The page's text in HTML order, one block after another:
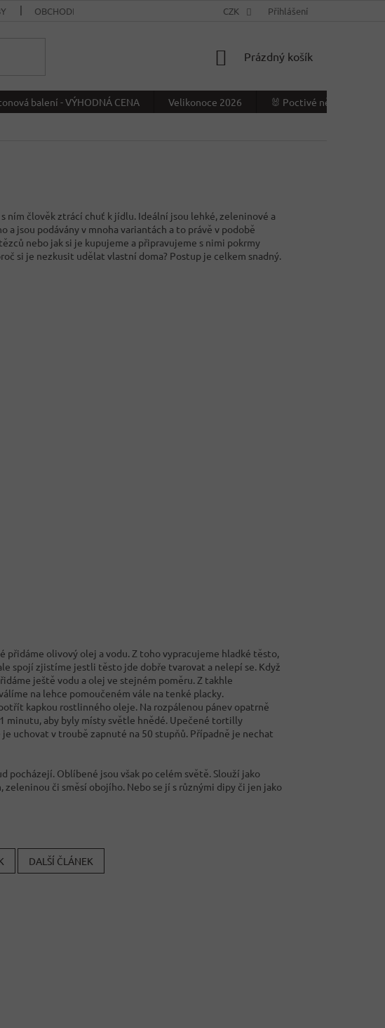
OBCHODNÍ PODMÍNKY VÝDEJNÍ MÍSTO
CZK Přihlášení
NÁKUPNÍ
Prázdný košík
balení - VÝHODNÁ CENA Velikonoce 2026
🐰 Poctivé německé
ním člověk ztrácí chuť k jídlu. Ideální jsou lehké, zeleninové a
jsou podávány v mnoha variantách a to právě v podobě
nebo jak si je kupujeme a připravujeme s nimi pokrmy
si je nezkusit udělat vlastní doma? Postup je celkem snadný.
přidáme olivový olej a vodu. Z toho vypracujeme hladké těsto,
spojí zjistíme jestli těsto jde dobře tvarovat a nelepí se. Když
ještě vodu a olej ve stejném poměru. Z takhle
na lehce pomoučeném vále na tenké placky.
kapkou rostlinného oleje. Na rozpálenou pánev opatrně
minutu, aby byly místy světle hnědé. Upečené tortilly
uchovat v troubě zapnuté na 50 stupňů. Případně je nechat
Oblíbené jsou však po celém světě. Slouží jako
či směsí obojího. Nebo se jí s různými dipy či jen jako
DALŠÍ ČLÁNEK